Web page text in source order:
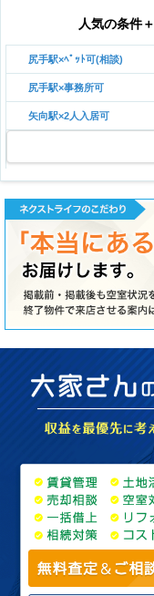
人気の条件＋
尻手駅×ﾍﾟｯﾄ可(相談)
尻手駅×事務所可
矢向駅×2人入居可